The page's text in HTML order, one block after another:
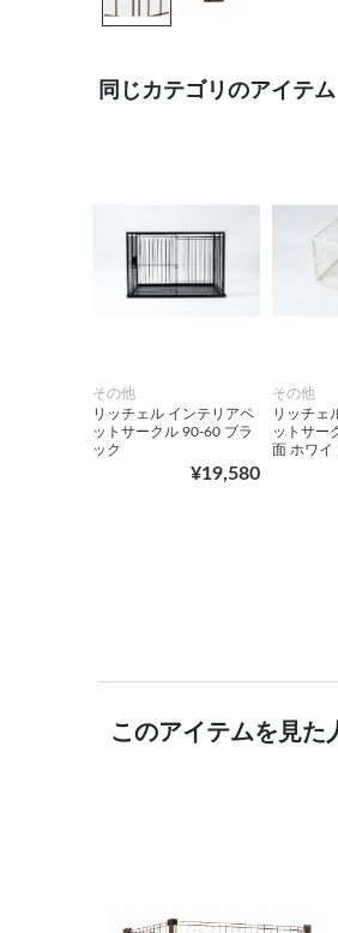
同じカテゴリのアイテム
その他
リッチェル インテリアペ
ットサークル 90‐60 ブラ
ック
¥19,580
その他
リッチェ
ットサー
面 ホワイ
このアイテムを見た